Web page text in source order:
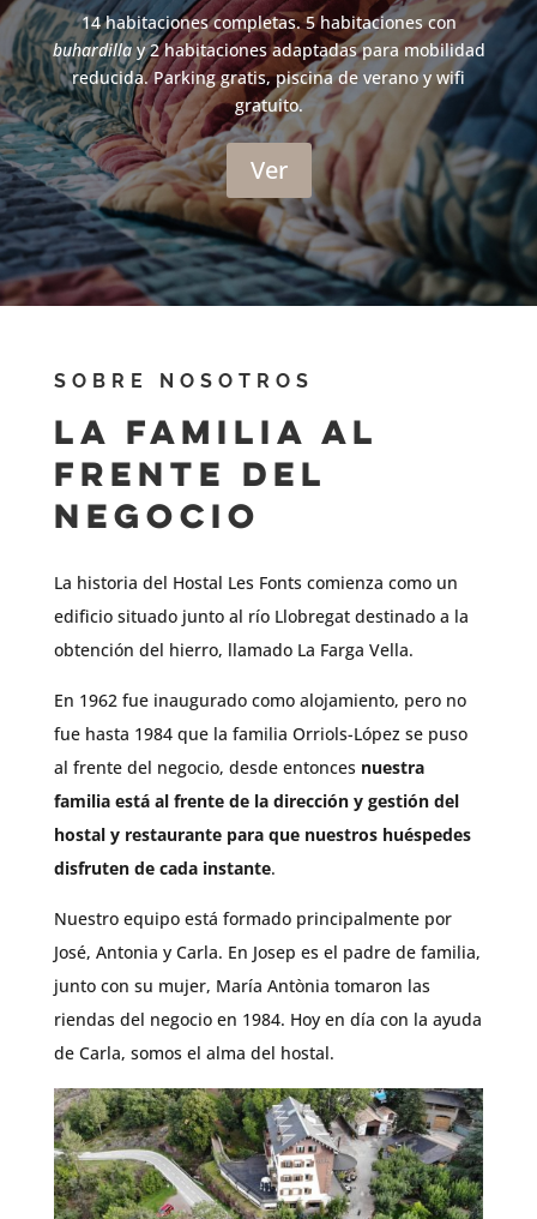
14 habitaciones completas. 5 habitaciones con
buhardillay 2 habitaciones adaptadas para mobilidad
reducida. Parking gratis, piscina de verano y wifi
gratuito.
Ver
SOBRE NOSOTROS
La familia al
frente del
negocio
La historia del Hostal Les Fonts comienza como un
edificio situado junto al río Llobregat destinado a la
obtención del hierro, llamado La Farga Vella.
En 1962 fue inaugurado como alojamiento, pero no
fue hasta 1984 que la familia Orriols-López se puso
al frente del negocio, desde entonces nuestra
familia está al frente de la dirección y gestión del
hostal y restaurante para que nuestros huéspedes
disfruten de cada instante.
Nuestro equipo está formado principalmente por
José, Antonia y Carla. En Josep es el padre de familia,
junto con su mujer, María Antònia tomaron las
riendas del negocio en 1984. Hoy en día con la ayuda
de Carla, somos el alma del hostal.